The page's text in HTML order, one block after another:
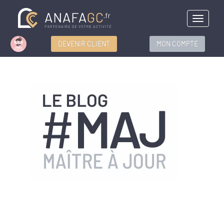
Menu
DEVENIR CLIENT MON COMPTE